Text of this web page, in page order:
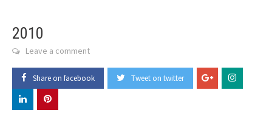
2010
Leave a comment
Share on facebook Tweet on twitter